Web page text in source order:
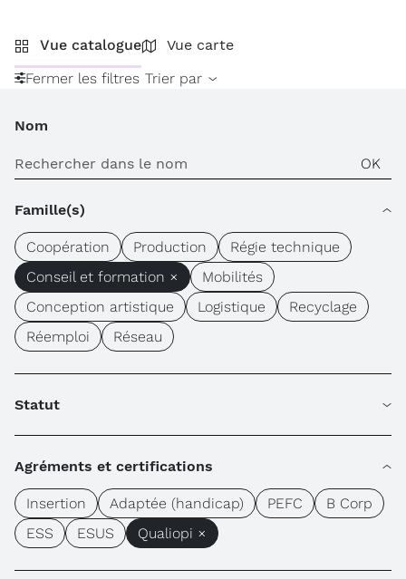
Vue catalogue
Vue carte
Fermer les filtres Trier par
Nom
Famille(s)
Coopération Production
Régie technique
Conseil et formation ×
Mobilités
Conception artistique
Logistique
Recyclage
Réemploi
Réseau
Statut
Agréments et certifications
Insertion Adaptée (handicap) PEFC
B Corp
ESS
ESUS Qualiopi ×